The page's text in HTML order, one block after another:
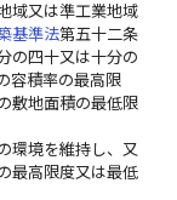
域又は準工業地域
基準法第五十二条
の四十又は十分の
容積率の最高限
敷地面積の最低限
環境を維持し、又
最高限度又は最低